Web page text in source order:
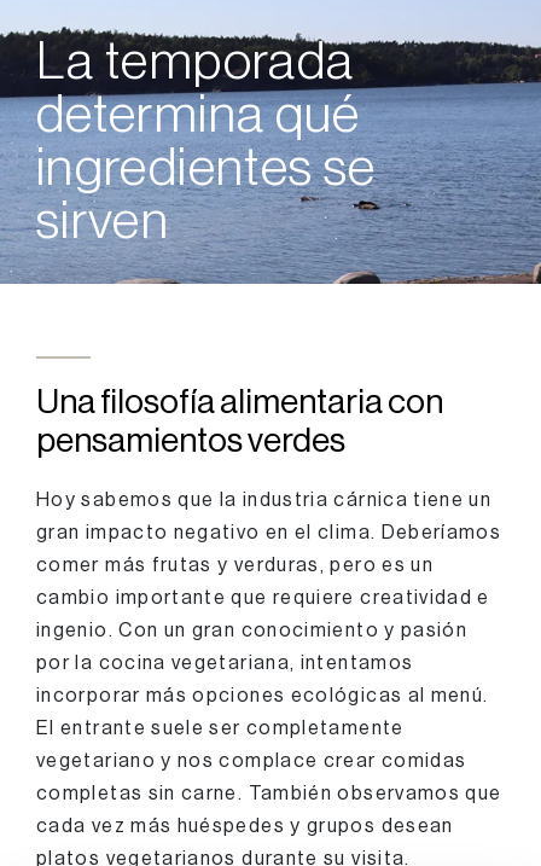
La temporada
determina qué
ingredientes se
sirven
Una filosofía alimentaria con
pensamientos verdes
Hoy sabemos que la industria cárnica tiene un
gran impacto negativo en el clima. Deberíamos
comer más frutas y verduras, pero es un
cambio importante que requiere creatividad e
ingenio. Con un gran conocimiento y pasión
por la cocina vegetariana, intentamos
incorporar más opciones ecológicas al menú.
El entrante suele ser completamente
vegetariano y nos complace crear comidas
completas sin carne. También observamos que
cada vez más huéspedes y grupos desean
platos vegetarianos durante su visita.